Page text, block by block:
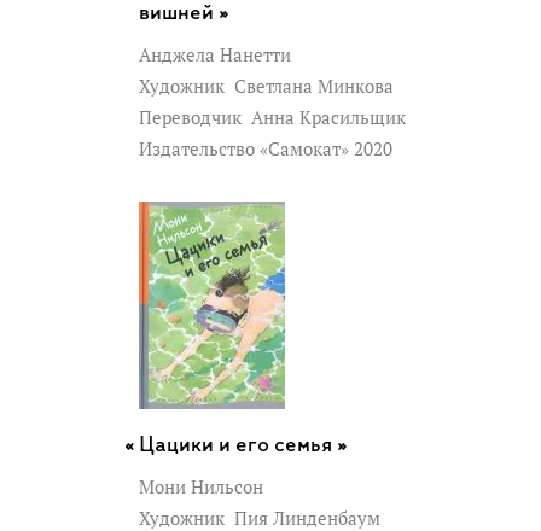
вишней »
Анджела Нанетти
Художник Светлана Минкова
Переводчик Анна Красильщик
Издательство «Самокат» 2020
Цацики и его семья »
Мони Нильсон
Художник Пия Линденбаум